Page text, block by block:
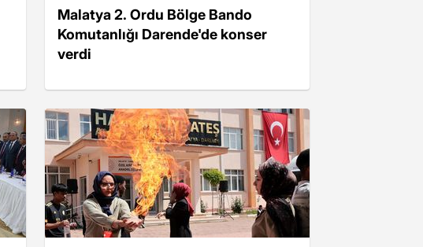
Malatya 2. Ordu Bölge Bando
Komutanlığı Darende'de konser
verdi